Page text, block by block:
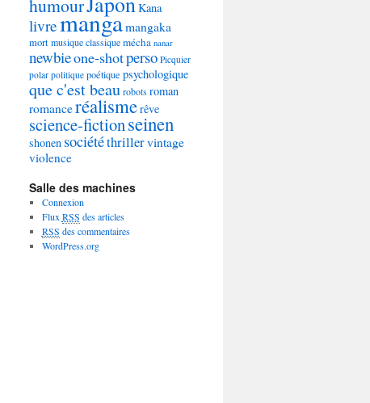
humour Kana
livremangamangaka
mortmusique classiquemécha nanar
newbieone-shotperso Picquier
polar politique poétique psychologique
que c'est beaurobotsroman
romanceréalismerêve
science-fictionseinen
shonen sociététhrillervintage
violence
Salle des machines
Connexion
Flux RSS des articles
RSS des commentaires
WordPress.org